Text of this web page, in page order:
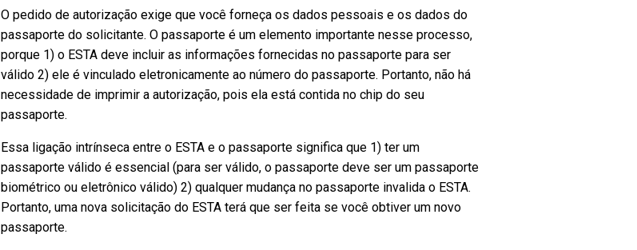
O pedido de autorização exige que você forneça os dados pessoais e os dados do
passaporte do solicitante. O passaporte é um elemento importante nesse processo,
porque 1) o ESTA deve incluir as informações fornecidas no passaporte para ser
válido 2) ele é vinculado eletronicamente ao número do passaporte. Portanto, não há
necessidade de imprimir a autorização, pois ela está contida no chip do seu
passaporte.
Essa ligação intrínseca entre o ESTA e o passaporte significa que 1) ter um
passaporte válido é essencial (para ser válido, o passaporte deve ser um passaporte
biométrico ou eletrônico válido) 2) qualquer mudança no passaporte invalida o ESTA.
Portanto, uma nova solicitação do ESTA terá que ser feita se você obtiver um novo
passaporte.